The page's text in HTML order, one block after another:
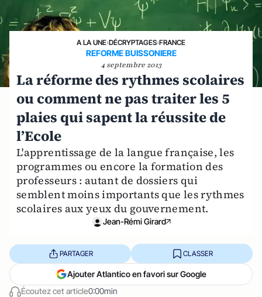
A LA UNE›DÉCRYPTAGES›FRANCE
REFORME BUISSONIERE
4 septembre 2013
La réforme des rythmes scolaires
ou comment ne pas traiter les 5
plaies qui sapent la réussite de
l’Ecole
L'apprentissage de la langue française, les
programmes ou encore la formation des
professeurs : autant de dossiers qui
semblent moins importants que les rythmes
scolaires aux yeux du gouvernement.
Jean-Rémi Girard
Écoutez cet article0:00min
PARTAGER CLASSER
Ajouter Atlantico en favori sur Google